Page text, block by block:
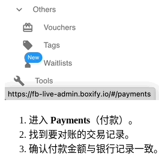
进入 Payments （付款）。
找到要对账的交易记录。
确认付款金额与银行记录一致。